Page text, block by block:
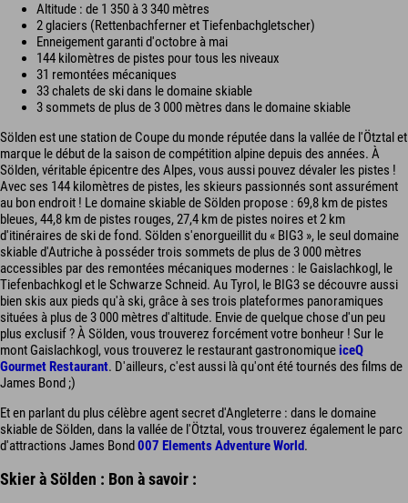
Altitude : de 1 350 à 3 340 mètres
2 glaciers (Rettenbachferner et Tiefenbachgletscher)
Enneigement garanti d'octobre à mai
144 kilomètres de pistes pour tous les niveaux
31 remontées mécaniques
33 chalets de ski dans le domaine skiable
3 sommets de plus de 3 000 mètres dans le domaine skiable
Sölden est une station de Coupe du monde réputée dans la vallée de l'Ötztal et
marque le début de la saison de compétition alpine depuis des années. À
Sölden, véritable épicentre des Alpes, vous aussi pouvez dévaler les pistes !
Avec ses 144 kilomètres de pistes, les skieurs passionnés sont assurément
au bon endroit ! Le domaine skiable de Sölden propose : 69,8 km de pistes
bleues, 44,8 km de pistes rouges, 27,4 km de pistes noires et 2 km
d'itinéraires de ski de fond. Sölden s'enorgueillit du « BIG3 », le seul domaine
skiable d'Autriche à posséder trois sommets de plus de 3 000 mètres
accessibles par des remontées mécaniques modernes : le Gaislachkogl, le
Tiefenbachkogl et le Schwarze Schneid. Au Tyrol, le BIG3 se découvre aussi
bien skis aux pieds qu'à ski, grâce à ses trois plateformes panoramiques
situées à plus de 3 000 mètres d'altitude. Envie de quelque chose d'un peu
plus exclusif ? À Sölden, vous trouverez forcément votre bonheur ! Sur le
mont Gaislachkogl, vous trouverez le restaurant gastronomiqueiceQ
Gourmet Restaurant. D'ailleurs, c'est aussi là qu'ont été tournés des films de
James Bond ;)
Et en parlant du plus célèbre agent secret d'Angleterre : dans le domaine
skiable de Sölden, dans la vallée de l'Ötztal, vous trouverez également le parc
d'attractions James Bond 007 Elements Adventure World.
Skier à Sölden : Bon à savoir :